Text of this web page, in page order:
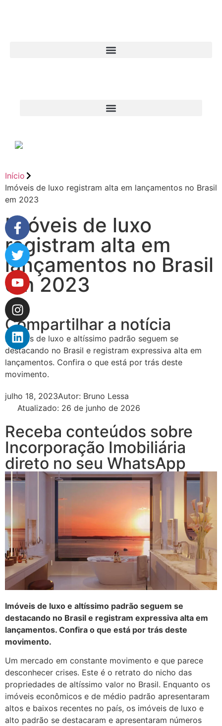
Início
Imóveis de luxo registram alta em lançamentos no Brasil
em 2023
Imóveis de luxo
registram alta em
lançamentos no Brasil
em 2023
Compartilhar a notícia
Imóveis de luxo e altíssimo padrão seguem se
destacando no Brasil e registram expressiva alta em
lançamentos. Confira o que está por trás deste
movimento.
julho 18, 2023Autor: Bruno Lessa
Atualizado: 26 de junho de 2026
Receba conteúdos sobre
Incorporação Imobiliária
direto no seu WhatsApp
Imóveis de luxo e altíssimo padrão seguem se
destacando no Brasil e registram expressiva alta em
lançamentos. Confira o que está por trás deste
movimento.
Um mercado em constante movimento e que parece
desconhecer crises. Este é o retrato do nicho das
propriedades de altíssimo valor no Brasil. Enquanto os
imóveis econômicos e de médio padrão apresentaram
altos e baixos recentes no país, os imóveis de luxo e
alto padrão se destacaram e apresentaram números